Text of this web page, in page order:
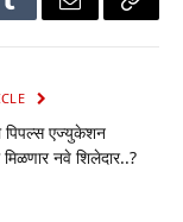
TumblrEmail Copy
पिपल्स एज्युकेशन
मिळणार नवे शिलेदार..?